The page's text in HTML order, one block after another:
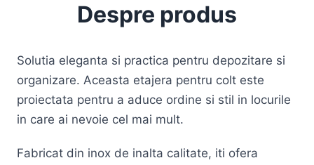
Despre produs
Solutia eleganta si practica pentru depozitare si
organizare. Aceasta etajera pentru colt este
proiectata pentru a aduce ordine si stil in locurile
in care ai nevoie cel mai mult.
Fabricat din inox de inalta calitate, iti ofera